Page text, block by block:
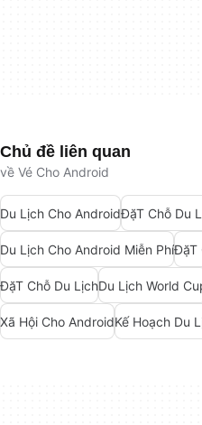
Chủ đề liên quan
về Vé Cho Android
Du Lịch Cho AndroidĐặT Chỗ Du
Du Lịch Cho Android Miễn PhíĐặT
ĐặT Chỗ Du LịchDu Lịch World
Xã Hội Cho AndroidKế Hoạch Du